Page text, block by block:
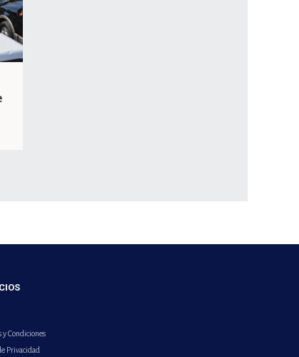
y Condiciones
Privacidad